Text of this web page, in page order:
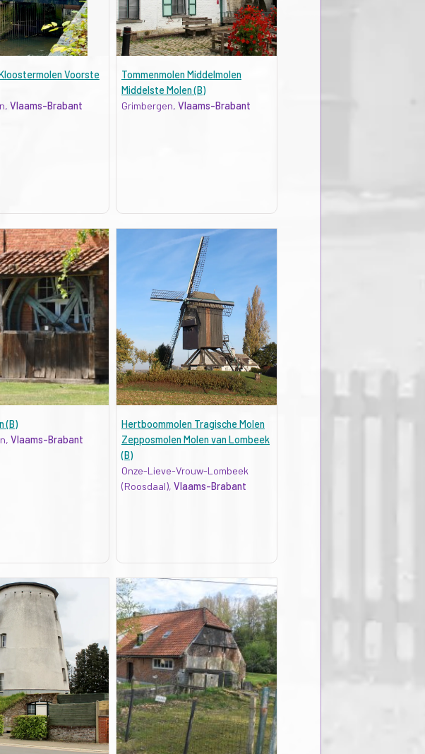
Voorste
Vlaams-Brabant
Tommenmolen Middelmolen
Middelste Molen (B)
Grimbergen, Vlaams-Brabant
(B)
Vlaams-Brabant
Hertboommolen Tragische Molen
Zepposmolen Molen van Lombeek
(B)
Onze-Lieve-Vrouw-Lombeek
(Roosdaal), Vlaams-Brabant